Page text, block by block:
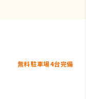
密に管理
無料駐車場4台完備